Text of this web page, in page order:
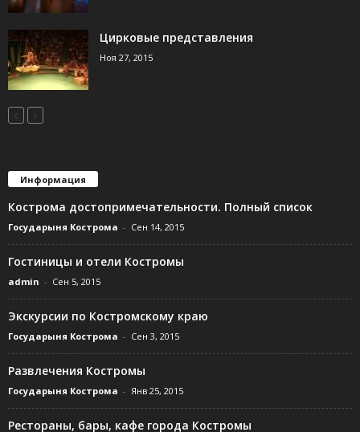
Цирковые представления
Ноя 27, 2015
Информация
Кострома достопримечательности. Полный список
Государыня Кострома - Сен 14, 2015
Гостиницы и отели Костромы
admin - Сен 5, 2015
Экскурсии по Костромскому краю
Государыня Кострома - Сен 3, 2015
Развлечения Костромы
Государыня Кострома - Янв 25, 2015
Рестораны, бары, кафе города Костромы